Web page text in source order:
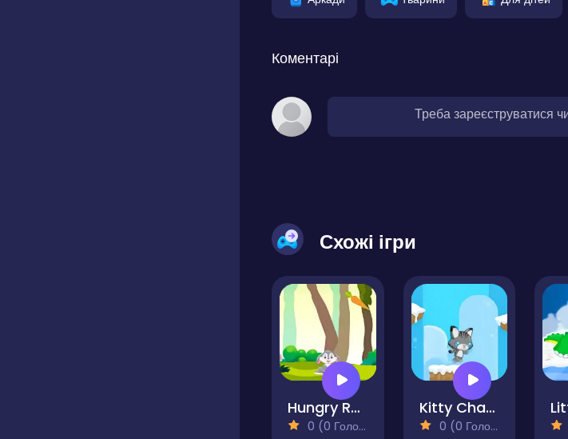
Коментарі
Треба зареєструватися
Схожі ігри
Hungry Rabbit
0 (0 Голосів)
Kitty Chase
0 (0 Голосів)